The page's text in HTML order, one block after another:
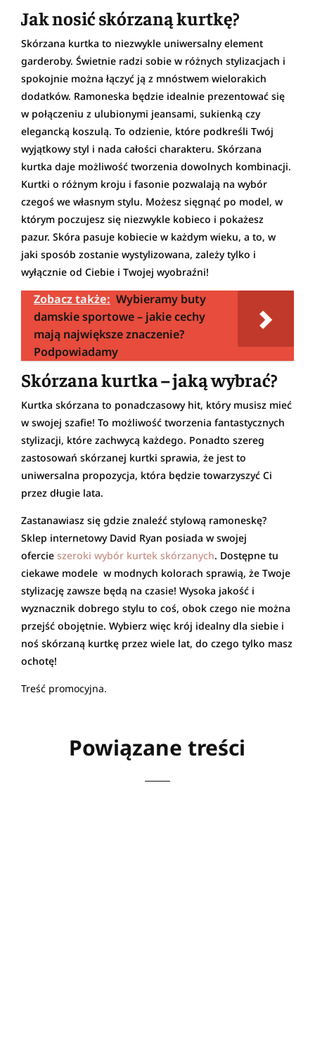
Jak nosić skórzaną kurtkę?
Skórzana kurtka to niezwykle uniwersalny element
garderoby. Świetnie radzi sobie w różnych stylizacjach i
spokojnie można łączyć ją z mnóstwem wielorakich
dodatków. Ramoneska będzie idealnie prezentować się
w połączeniu z ulubionymi jeansami, sukienką czy
elegancką koszulą. To odzienie, które podkreśli Twój
wyjątkowy styl i nada całości charakteru. Skórzana
kurtka daje możliwość tworzenia dowolnych kombinacji.
Kurtki o różnym kroju i fasonie pozwalają na wybór
czegoś we własnym stylu. Możesz sięgnąć po model, w
którym poczujesz się niezwykle kobieco i pokażesz
pazur. Skóra pasuje kobiecie w każdym wieku, a to, w
jaki sposób zostanie wystylizowana, zależy tylko i
wyłącznie od Ciebie i Twojej wyobraźni!
Zobacz także: Wybieramy buty
damskie sportowe – jakie cechy
mają największe znaczenie?
Podpowiadamy
Skórzana kurtka – jaką wybrać?
Kurtka skórzana to ponadczasowy hit, który musisz mieć
w swojej szafie! To możliwość tworzenia fantastycznych
stylizacji, które zachwycą każdego. Ponadto szereg
zastosowań skórzanej kurtki sprawia, że jest to
uniwersalna propozycja, która będzie towarzyszyć Ci
przez długie lata.
Zastanawiasz się gdzie znaleźć stylową ramoneskę?
Sklep internetowy David Ryan posiada w swojej
ofercie szeroki wybór kurtek skórzanych. Dostępne tu
ciekawe modele w modnych kolorach sprawią, że Twoje
stylizację zawsze będą na czasie! Wysoka jakość i
wyznacznik dobrego stylu to coś, obok czego nie można
przejść obojętnie. Wybierz więc krój idealny dla siebie i
noś skórzaną kurtkę przez wiele lat, do czego tylko masz
ochotę!
Treść promocyjna.
Powiązane treści